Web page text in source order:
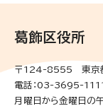
葛飾区役所
〒124-8555 東京
電話：03-3695-1111
月曜日から金曜日の